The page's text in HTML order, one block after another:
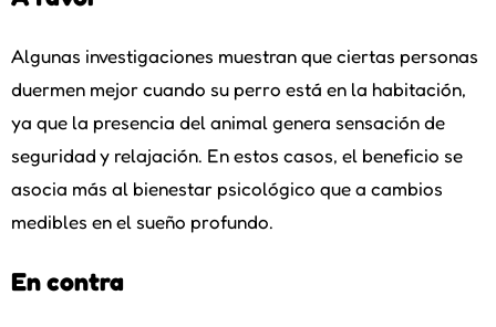
Algunas investigaciones muestran que ciertas personas
duermen mejor cuando su perro está en la habitación,
ya que la presencia del animal genera sensación de
seguridad y relajación. En estos casos, el beneficio se
asocia más al bienestar psicológico que a cambios
medibles en el sueño profundo.
En contra